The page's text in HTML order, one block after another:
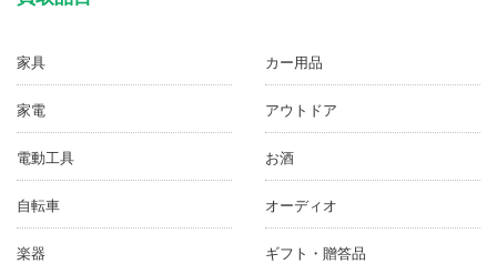
家具
家電
電動工具
自転車
楽器
カー用品
アウトドア
お酒
オーディオ
ギフト・贈答品